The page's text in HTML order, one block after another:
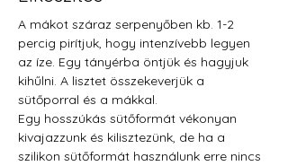
A mákot száraz serpenyőben kb. 1-2
percig pirítjuk, hogy intenzívebb legyen
az íze. Egy tányérba öntjük és hagyjuk
kihűlni. A lisztet összekeverjük a
sütőporral és a mákkal.
Egy hosszúkás sütőformát vékonyan
kivajazzunk és kilisztezünk, de ha a
szilikon sütőformát használunk erre nincs